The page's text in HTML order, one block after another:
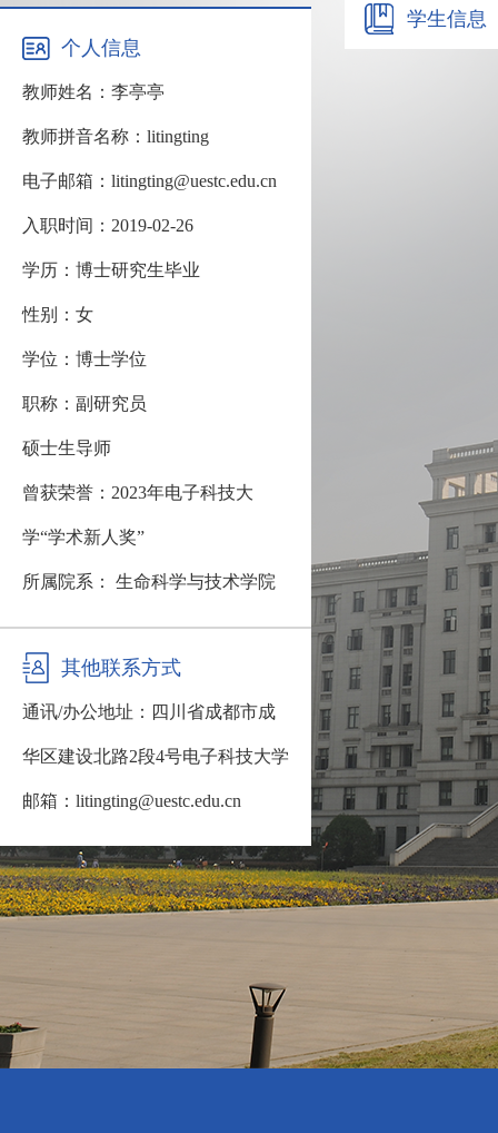
个人信息
教师姓名：李亭亭
教师拼音名称：litingting
电子邮箱：litingting@uestc.edu.cn
入职时间：2019-02-26
学历：博士研究生毕业
性别：女
学位：博士学位
职称：副研究员
硕士生导师
曾获荣誉：2023年电子科技大
学“学术新人奖”
所属院系： 生命科学与技术学院
其他联系方式
通讯/办公地址： 四川省成都市成
华区建设北路2段4号电子科技大学
邮箱： litingting@uestc.edu.cn
学生信息